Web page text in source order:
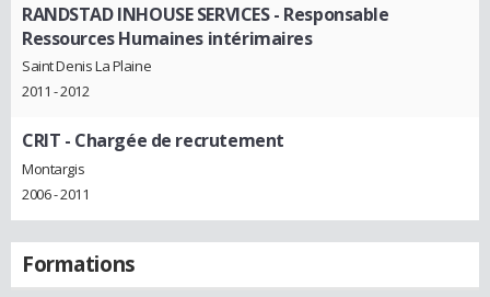
RANDSTAD INHOUSE SERVICES- Responsable
Ressources Humaines intérimaires
Saint Denis La Plaine
2011 - 2012
CRIT - Chargée de recrutement
Montargis
2006 - 2011
Formations